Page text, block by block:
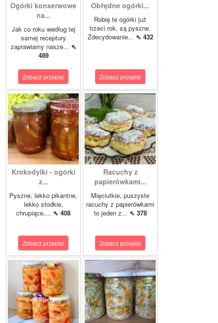
Ogórki konserwowe
na...
Jak co roku według tej
samej receptury
zaprawiamy nasze... ⇖
489
Zobacz przepis!
Obłędne ogórki...
Robię te ogórki już
trzeci rok, są pyszne.
Zdecydowanie... ⇖ 432
Zobacz przepis!
Krokodylki - ogórki
z...
Pyszne, lekko pikantne,
lekko słodkie,
chrupiące,... ⇖ 408
Zobacz przepis!
Racuchy z
papierówkami...
Mięciutkie, puszyste
racuchy z papierówkami
to jeden z... ⇖ 378
Zobacz przepis!